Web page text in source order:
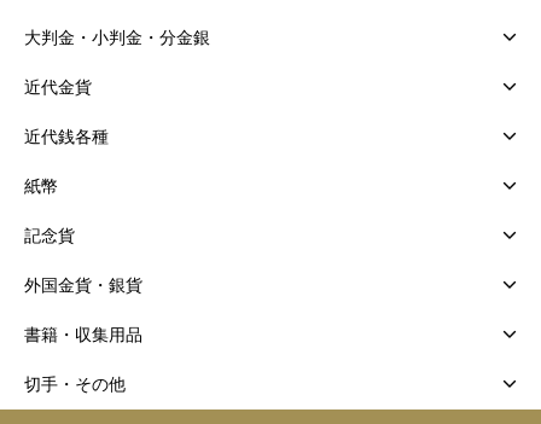
大判金・小判金・分金銀
近代金貨
近代銭各種
紙幣
記念貨
外国金貨・銀貨
書籍・収集用品
切手・その他